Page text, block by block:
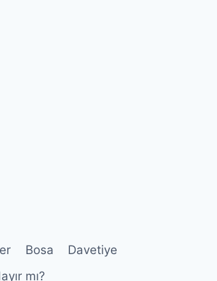
Bosa
Davetiye
mı?